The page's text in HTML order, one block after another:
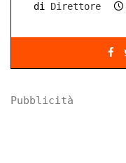
di Direttore
Pubblicità